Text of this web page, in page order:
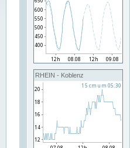
RHEIN - Koblenz